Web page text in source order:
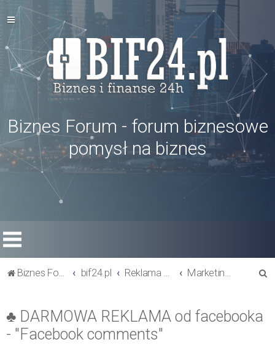
Biznes Forum - forum biznesowe
pomysł na biznes
Biznes Forum bif24.pl Reklama w biznesie Marketing i reklama
♣ DARMOWA REKLAMA od facebooka
- "Facebook comments"